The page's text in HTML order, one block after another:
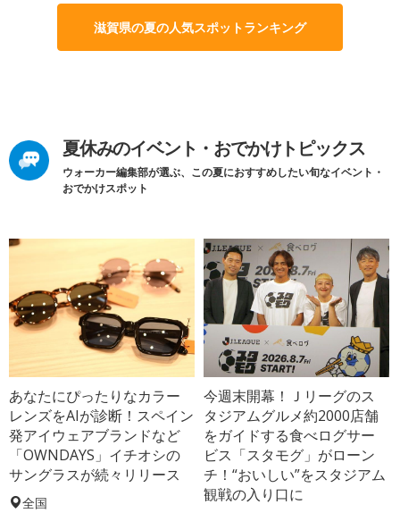
滋賀県の夏の人気スポットランキング
夏休みのイベント・おでかけトピックス
ウォーカー編集部が選ぶ、この夏におすすめしたい旬なイベント・
おでかけスポット
あなたにぴったりなカラー
レンズをAIが診断！スペイン
発アイウェアブランドなど
「OWNDAYS」イチオシの
サングラスが続々リリース
全国
今週末開幕！Ｊリーグのス
タジアムグルメ約2000店舗
をガイドする食べログサー
ビス「スタモグ」がローン
チ！“おいしい”をスタジアム
観戦の入り口に